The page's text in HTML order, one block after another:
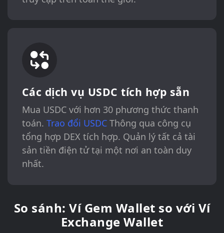
Các dịch vụ USDC tích hợp sẵn
Mua USDC với hơn 30 phương thức thanh
toán. Trao đổi USDCThông qua công cụ
tổng hợp DEX tích hợp. Quản lý tất cả tài
sản tiền điện tử tại một nơi an toàn duy
nhất.
So sánh: Ví Gem Wallet so với Ví
Exchange Wallet